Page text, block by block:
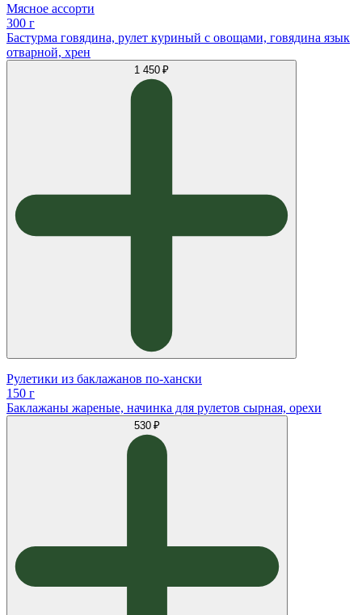
Мясное ассорти
300 г
Бастурма говядина, рулет куриный с овощами, говядина язык
отварной, хрен
1 450 ₽
Рулетики из баклажанов по-хански
150 г
Баклажаны жареные, начинка для рулетов сырная, орехи
530 ₽